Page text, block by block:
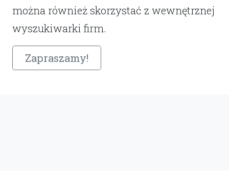
można również skorzystać z wewnętrznej
wyszukiwarki firm.
Zapraszamy!